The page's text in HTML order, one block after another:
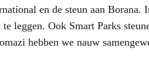
en de steun aan
leggen. Ook Smart Parks
hebben we nauw